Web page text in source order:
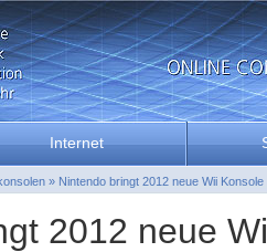
2012 neue
Internet
» Nintendo bringt 2012 neue Wii